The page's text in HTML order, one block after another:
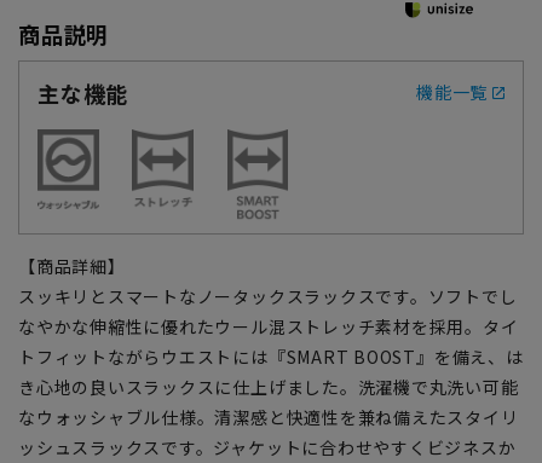
商品説明
主な機能
機能一覧
【商品詳細】
スッキリとスマートなノータックスラックスです。ソフトでし
なやかな伸縮性に優れたウール混ストレッチ素材を採用。タイ
トフィットながらウエストには『SMART BOOST』を備え、は
き心地の良いスラックスに仕上げました。洗濯機で丸洗い可能
なウォッシャブル仕様。清潔感と快適性を兼ね備えたスタイリ
ッシュスラックスです。ジャケットに合わせやすくビジネスか